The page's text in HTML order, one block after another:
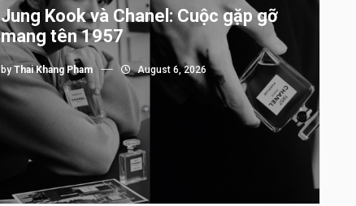
Jung Kook và Chanel: Cuộc gặp gỡ
mang tên 1957
byThai Khang Pham August 6, 2026